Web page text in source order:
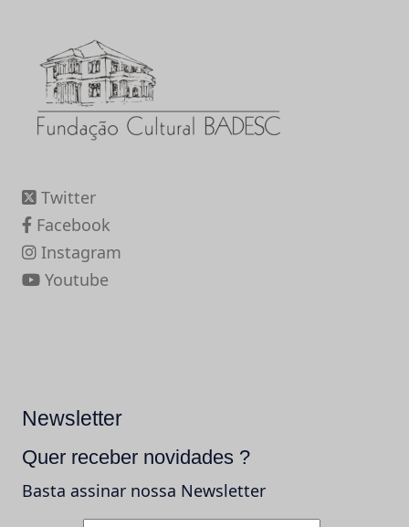
Twitter
Facebook
Instagram
Youtube
Newsletter
Quer receber novidades ?
Basta assinar nossa Newsletter